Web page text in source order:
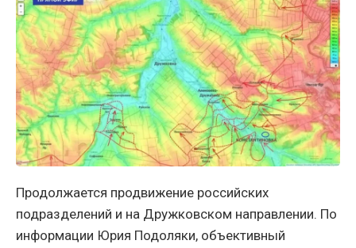
Продолжается продвижение российских
подразделений и на Дружковском направлении. По
информации Юрия Подоляки, объективный